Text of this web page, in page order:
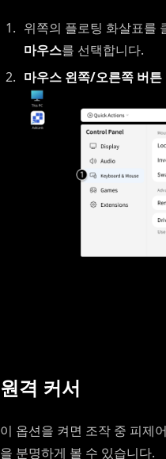
위쪽의 플로팅 화살표를
마우스를 선택합니다.
마우스 왼쪽/오른쪽 버튼
원격 커서
이 옵션을 켜면 조작 중 피제
을 분명하게 볼 수 있습니다.